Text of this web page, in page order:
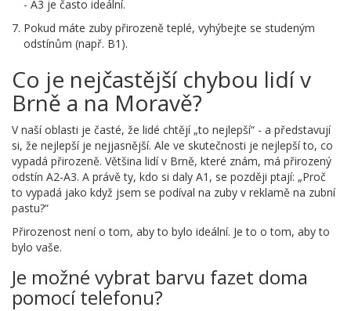
- A3 je často ideální.
Pokud máte zuby přirozeně teplé, vyhýbejte se studeným
odstínům (např. B1).
Co je nejčastější chybou lidí v
Brně a na Moravě?
V naší oblasti je časté, že lidé chtějí „to nejlepší“ - a představují
si, že nejlepší je nejjasnější. Ale ve skutečnosti je nejlepší to, co
vypadá přirozeně. Většina lidí v Brně, které znám, má přirozený
odstín A2-A3. A právě ty, kdo si daly A1, se později ptají: „Proč
to vypadá jako když jsem se podíval na zuby v reklamě na zubní
pastu?“
Přirozenost není o tom, aby to bylo ideální. Je to o tom, aby to
bylo vaše.
Je možné vybrat barvu fazet doma
pomocí telefonu?